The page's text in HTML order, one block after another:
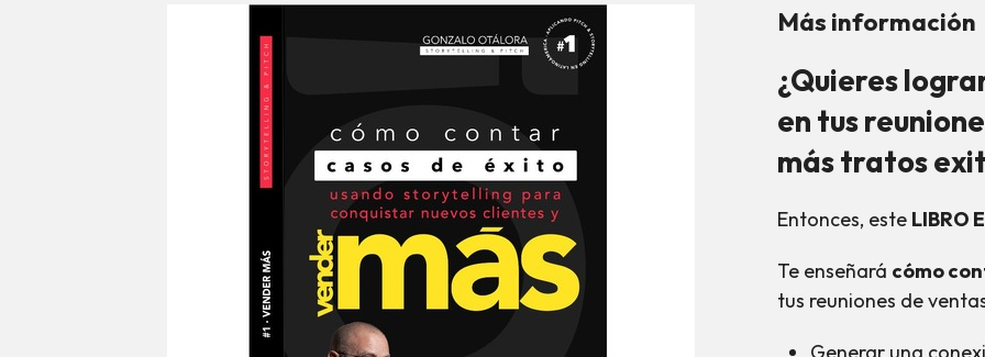
Más información
¿Quieres
en tus
más tratos
Entonces, este LIBRO
Te enseñará cómo
tus reuniones de